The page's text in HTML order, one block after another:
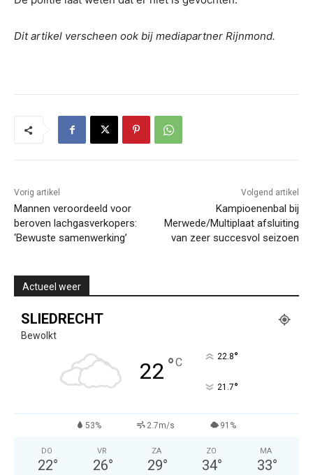
Dit artikel verscheen ook bij mediapartner Rijnmond.
Vorig artikel
Mannen veroordeeld voor
beroven lachgasverkopers:
‘Bewuste samenwerking’
Volgend artikel
Kampioenenbal bij
Merwede/Multiplaat afsluiting
van zeer succesvol seizoen
Actueel weer
SLIEDRECHT
Bewolkt
22 °C 22.8°
21.7°
53% 2.7m/s 91%
DO
22°
VR
26°
ZA
29°
ZO
34°
MA
33°